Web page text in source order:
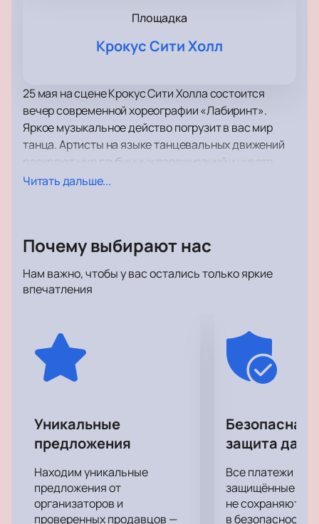
Площадка
Крокус Сити Холл
25 мая на сцене Крокус Сити Холла состоится
вечер современной хореографии «Лабиринт».
Яркое музыкальное действо погрузит в вас мир
танца. Артисты на языке танцевальных движений
раскроют мир глубинных переживаний и чувств.
Красивые танцевальные композиции, яркие
Если вам не хватает яркости, положительных
танцевальное шоу восполнит все эти пробелы!
Приготовьтесь пританцовывать в ритм, громко
Читать дальше...
Почему выбирают нас
Нам важно, чтобы у вас остались только яркие
впечатления
Уникальные
предложения
Находим уникальные
предложения от
организаторов и
проверенных продавцов —
Безопасная
защита
Все платежи
защищённые
не сохраняются
в безопасности.